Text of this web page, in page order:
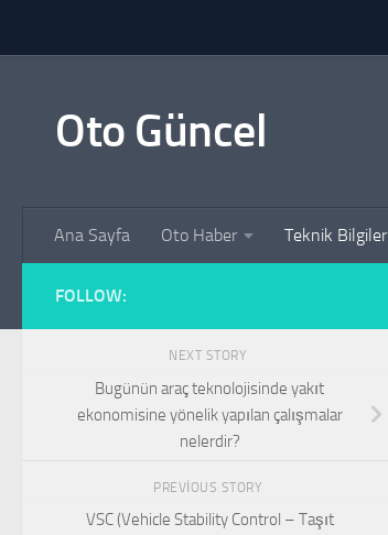
Oto Güncel
Ana Sayfa Oto Haber Teknik Bilgiler
FOLLOW:
NEXT STORY
Bugünün araç teknolojisinde yakıt
ekonomisine yönelik yapılan çalışmalar
nelerdir?
PREVIOUS STORY
VSC (Vehicle Stability Control – Taşıt